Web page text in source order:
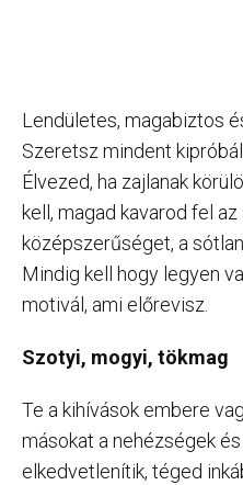
Lendületes, magabiztos
Szeretsz mindent
Élvezed, ha zajlanak
kell, magad kavarod fel
középszerűséget, a
Mindig kell hogy legyen
motivál, ami előrevisz.
Szotyi, mogyi, tökmag
Te a kihívások embere
másokat a nehézségek
elkedvetlenítik, téged